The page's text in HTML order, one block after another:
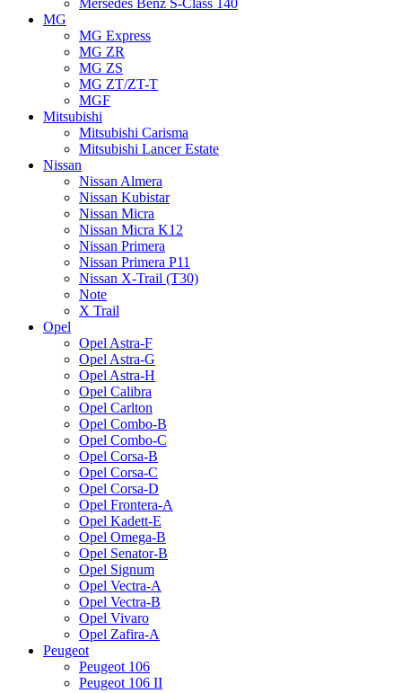
MG
MG Express
MG ZR
MG ZS
MG ZT/ZT-T
MGF
Mitsubishi
Mitsubishi Carisma
Mitsubishi Lancer Estate
Nissan
Nissan Almera
Nissan Kubistar
Nissan Micra
Nissan Micra K12
Nissan Primera
Nissan Primera P11
Nissan X-Trail (T30)
Note
X Trail
Opel
Opel Astra-F
Opel Astra-G
Opel Astra-H
Opel Calibra
Opel Carlton
Opel Combo-B
Opel Combo-C
Opel Corsa-B
Opel Corsa-C
Opel Corsa-D
Opel Frontera-A
Opel Kadett-E
Opel Omega-B
Opel Senator-B
Opel Signum
Opel Vectra-A
Opel Vectra-B
Opel Vivaro
Opel Zafira-A
Peugeot
Peugeot 106
Peugeot 106 II